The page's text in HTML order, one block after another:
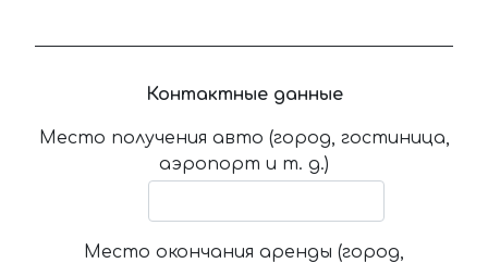
Контактные данные
Место получения авто (город, гостиница,
аэропорт и т. д.)
Место окончания аренды (город,